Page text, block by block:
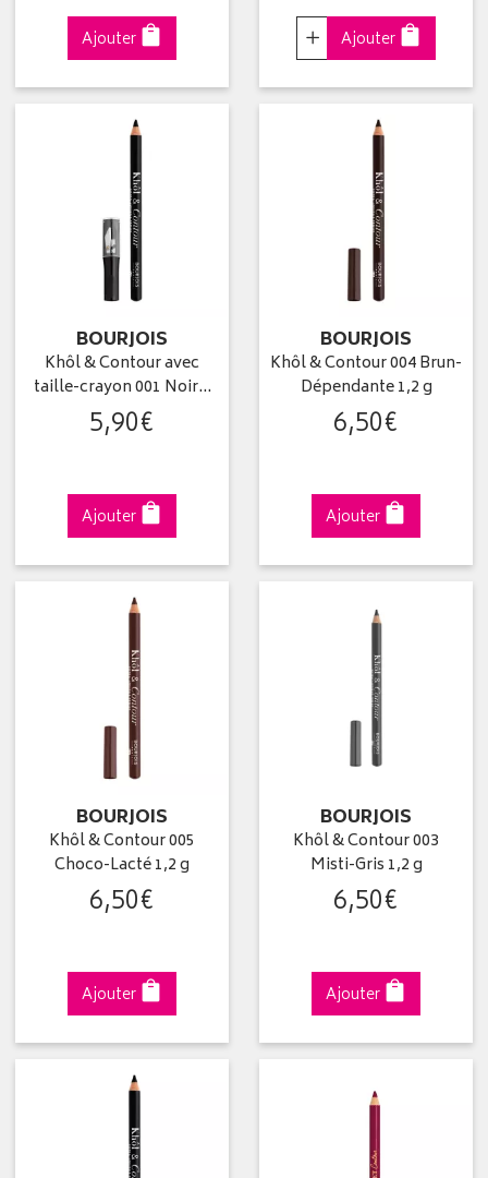
Ajouter Choisir
Ajouter
BOURJOIS
Khôl & Contour avec
taille-crayon 001 Noir…
5,90€
Ajouter
BOURJOIS
Khôl & Contour 004 Brun-
Dépendante 1,2 g
6,50€
Ajouter
BOURJOIS
Khôl & Contour 005
Choco-Lacté 1,2 g
6,50€
Ajouter
BOURJOIS
Khôl & Contour 003
Misti-Gris 1,2 g
6,50€
Ajouter